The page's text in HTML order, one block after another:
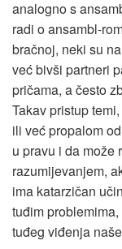
analogno s
radi o ansambl-
bračnoj, neki su
već bivši partneri
pričama, a često
Takav pristup
ili već propalom
u pravu i da može
razumijevanjem,
ima katarzičan
tuđim
tuđeg viđenja